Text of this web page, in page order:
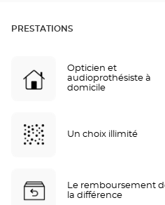
PRESTATIONS
Opticien et
audioprothésiste à
domicile
Un choix illimité
Le remboursement
la différence